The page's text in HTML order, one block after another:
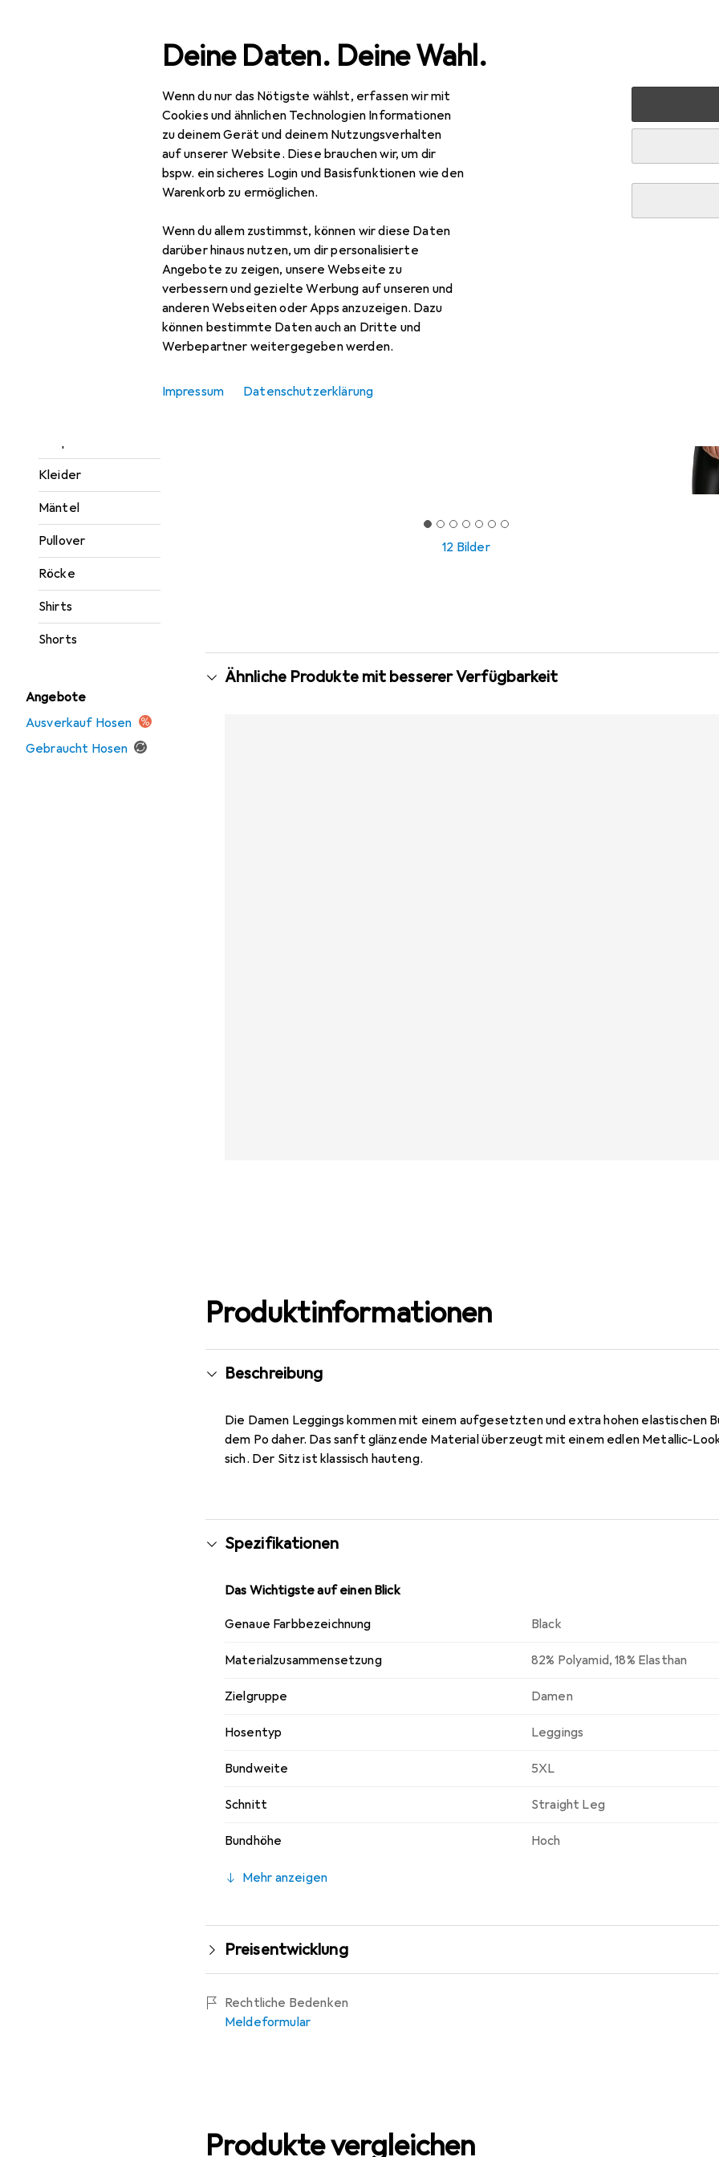
Deine Daten. Deine Wahl.
Wenn du nur das Nötigste wählst, erfassen wir mit
Cookies und ähnlichen Technologien Informationen
zu deinem Gerät und deinem Nutzungsverhalten
auf unserer Website. Diese brauchen wir, um dir
bspw. ein sicheres Login und Basisfunktionen wie den
Warenkorb zu ermöglichen.
Wenn du allem zustimmst, können wir diese Daten
darüber hinaus nutzen, um dir personalisierte
Angebote zu zeigen, unsere Webseite zu
verbessern und gezielte Werbung auf unseren und
anderen Webseiten oder Apps anzuzeigen. Dazu
können bestimmte Daten auch an Dritte und
Werbepartner weitergegeben werden.
Impressum Datenschutzerklärung
Navigation nach Kategorien
Jumpsuits
Kleider
Mäntel
Pullover
Röcke
Shirts
Shorts
Angebote
Ausverkauf Hosen
Gebraucht Hosen
Gesamtsortiment Mode Alles in Mode Urban
12 Bilder
Ähnliche Produkte mit besserer Verfügbarkeit
Produktinformationen
Beschreibung
Die Damen Leggings kommen mit einem aufgesetzten und extra hohen elastischen
dem Po daher. Das sanft glänzende Material überzeugt mit einem edlen Metallic-
sich. Der Sitz ist klassisch hauteng.
Spezifikationen
Das Wichtigste auf einen Blick
Genaue Farbbezeichnung Black
Materialzusammensetzung 82% Polyamid, 18% Elasthan
Zielgruppe Damen
Hosentyp Leggings
Bundweite 5XL
Schnitt Straight Leg
Bundhöhe Hoch
Mehr anzeigen
Preisentwicklung
Rechtliche Bedenken
Meldeformular
Produkte vergleichen